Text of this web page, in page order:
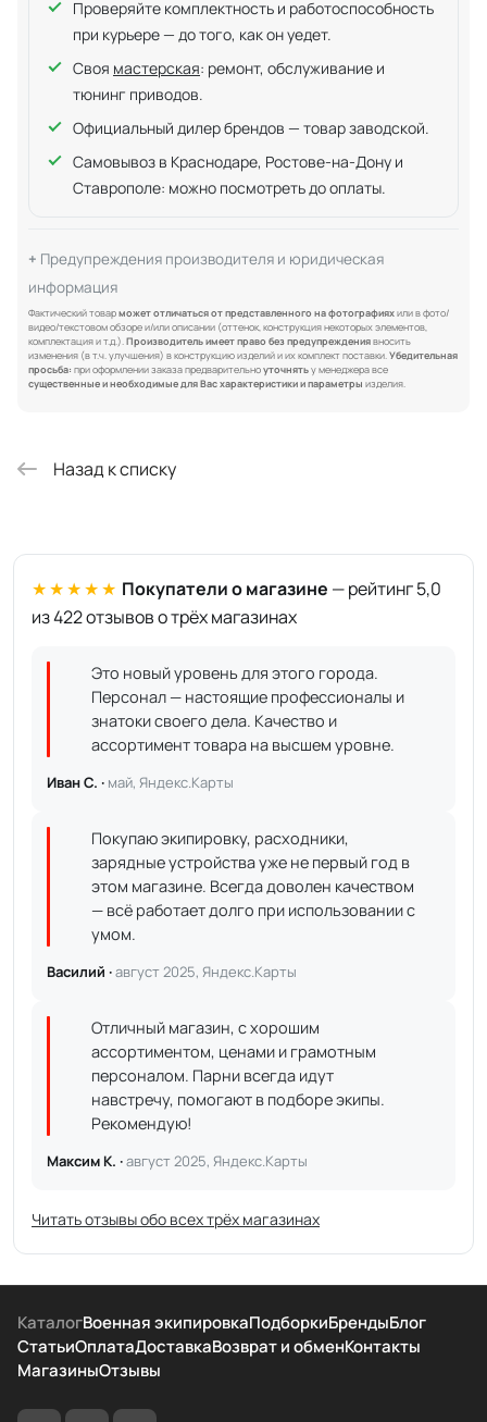
Проверяйте комплектность и работоспособность
при курьере — до того, как он уедет.
Своя мастерская: ремонт, обслуживание и
тюнинг приводов.
Официальный дилер брендов — товар заводской.
Самовывоз в Краснодаре, Ростове-на-Дону и
Ставрополе: можно посмотреть до оплаты.
Предупреждения производителя и юридическая
информация
Фактический товарможет отличаться от представленного на фотографияхили в фото/
видео/текстовом обзоре и/или описании (оттенок, конструкция некоторых элементов,
комплектация и т.д.).Производитель имеет право без предупреждениявносить
изменения (в т.ч. улучшения) в конструкцию изделий и их комплект поставки.Убедительная
просьба: при оформлении заказа предварительноуточнятьу менеджера все
существенные и необходимые для Вас характеристики и параметры изделия.
Назад к списку
★★★★★ Покупатели о магазине — рейтинг 5,0
из 422 отзывов о трёх магазинах
Это новый уровень для этого города.
Персонал — настоящие профессионалы и
знатоки своего дела. Качество и
ассортимент товара на высшем уровне.
Иван С. · май, Яндекс.Карты
Покупаю экипировку, расходники,
зарядные устройства уже не первый год в
этом магазине. Всегда доволен качеством
— всё работает долго при использовании с
умом.
Василий ·август 2025, Яндекс.Карты
Отличный магазин, с хорошим
ассортиментом, ценами и грамотным
персоналом. Парни всегда идут
навстречу, помогают в подборе экипы.
Рекомендую!
Максим К. ·август 2025, Яндекс.Карты
Читать отзывы обо всех трёх магазинах
КаталогВоенная экипировкаПодборкиБрендыБлог
СтатьиОплатаДоставкаВозврат и обменКонтакты
МагазиныОтзывы